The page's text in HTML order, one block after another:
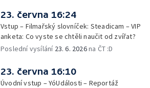
23. června 16:24
Vstup – Filmařský slovníček: Steadicam – VIP
anketa: Co vyste se chtěli naučit od zvířat?
Poslední vysílání 23. 6. 2026na ČT :D
23. června 16:10
Úvodní vstup – YóUdálosti – Reportáž